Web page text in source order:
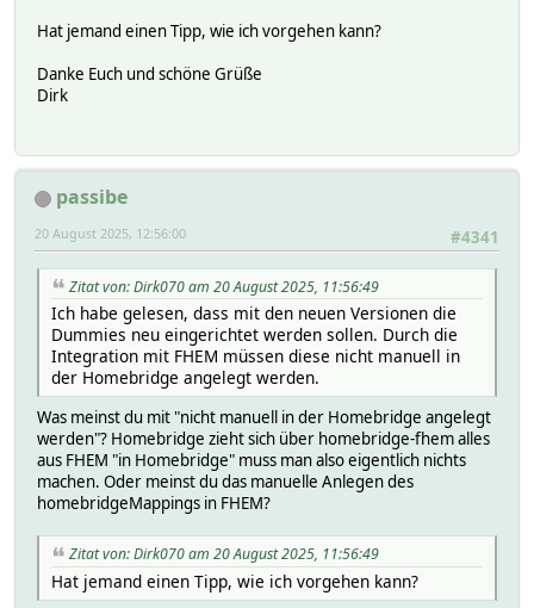
Hat jemand einen Tipp, wie ich vorgehen kann?
Danke Euch und schöne Grüße
Dirk
passibe
#4341
20 August 2025, 12:56:00
Zitat von: Dirk070 am 20 August 2025, 11:56:49
Ich habe gelesen, dass mit den neuen Versionen die
Dummies neu eingerichtet werden sollen. Durch die
Integration mit FHEM müssen diese nicht manuell in
der Homebridge angelegt werden.
Was meinst du mit "nicht manuell in der Homebridge angelegt
werden"? Homebridge zieht sich über homebridge-fhem alles
aus FHEM "in Homebridge" muss man also eigentlich nichts
machen. Oder meinst du das manuelle Anlegen des
homebridgeMappings in FHEM?
Zitat von: Dirk070 am 20 August 2025, 11:56:49
Hat jemand einen Tipp, wie ich vorgehen kann?